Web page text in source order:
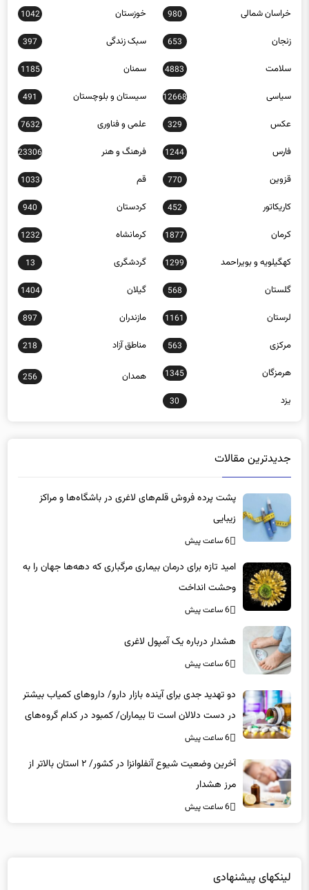
زنجان 653 سبک زندگی 397
سلامت 4883 سمنان 1185
سیاسی 12668 سیستان و بلوچستان 491
عکس 329 علمی و فناوری 7632
فارس 1244 فرهنگ و هنر 23306
قزوین 770 قم 1033
کاریکاتور 452 کردستان 940
کرمان 1877 کرمانشاه 1232
کهگیلویه و بویراحمد 1299 گردشگری 13
گلستان 568 گیلان 1404
لرستان 1161 مازندران 897
مرکزی 563 مناطق آزاد 218
هرمزگان 1345
256
یزد 30
پشت پرده فروش قلم‌های لاغری در باشگاه‌ها و مراکز
زیبایی
6 ساعت پیش
امید تازه برای درمان بیماری مرگباری که دهه‌ها جهان را به
وحشت انداخت
6 ساعت پیش
6 ساعت پیش
در دست دلالان است تا بیماران/ کمبود در کدام گروه‌های
دارویی محسوس‌تر است؟
6 ساعت پیش
مرز هشدار
6 ساعت پیش